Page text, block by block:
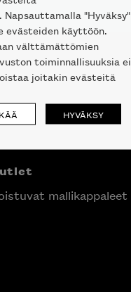
mallikappaleet
"Hyväksy"
evästeiden käyttöön.
välttämättömien
toiminnallisuuksia ei
joitakin evästeitä
HYVÄKSY